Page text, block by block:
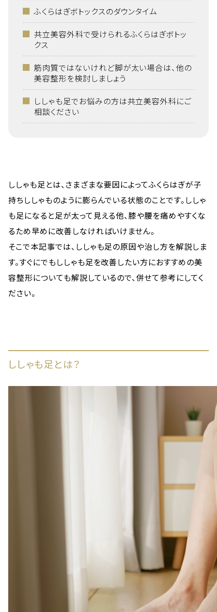
ふくらはぎボトックスのダウンタイム
共立美容外科で受けられるふくらはぎボトッ
クス
筋肉質ではないけれど脚が太い場合は、他の
美容整形を検討しましょう
ししゃも足でお悩みの方は共立美容外科にご
相談ください
ししゃも足とは、さまざまな要因によってふくらはぎが子
持ちししゃものように膨らんでいる状態のことです。ししゃ
も足になると足が太って見える他、膝や腰を痛めやすくな
るため早めに改善しなければいけません。
そこで本記事では、ししゃも足の原因や治し方を解説しま
す。すぐにでもししゃも足を改善したい方におすすめの美
容整形についても解説しているので、併せて参考にしてく
ださい。
ししゃも足とは？